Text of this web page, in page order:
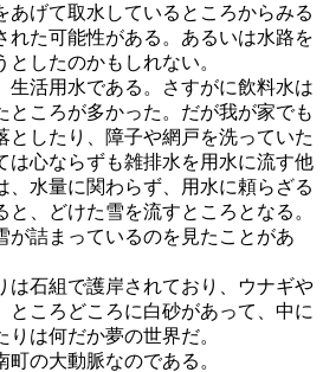
あげて取水しているところからみる
れた可能性がある。あるいは水路を
したのかもしれない。
生活用水である。さすがに飲料水は
ところが多かった。だが我が家でも
としたり、障子や網戸を洗っていた
は心ならずも雑排水を用水に流す他
、水量に関わらず、用水に頼らざる
と、どけた雪を流すところとなる。
が詰まっているのを見たことがあ
は石組で護岸されており、ウナギや
ところどころに白砂があって、中に
は何だか夢の世界だ。
の大動脈なのである。